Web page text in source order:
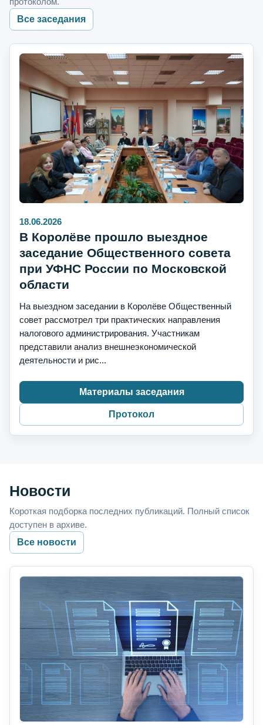
Все заседания
18.06.2026
В Королёве прошло выездное
заседание Общественного совета
при УФНС России по Московской
области
На выездном заседании в Королёве Общественный
совет рассмотрел три практических направления
налогового администрирования. Участникам
представили анализ внешнеэкономической
деятельности и рис...
Материалы заседания
Протокол
Новости
Короткая подборка последних публикаций. Полный список
доступен в архиве.
Все новости